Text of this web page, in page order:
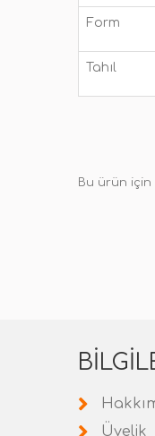
Form
Tahıl
Bu ürün için
Üyelik